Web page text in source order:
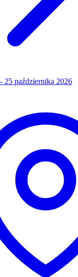
25 października 2026